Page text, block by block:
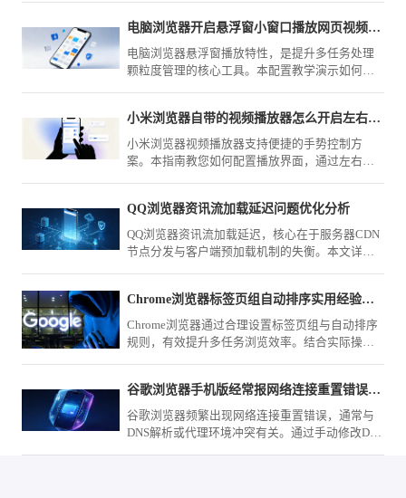
电脑浏览器开启悬浮窗小窗口播放网页视频可以做到边看边工作
电脑浏览器悬浮窗播放特性，是提升多任务处理
颗粒度管理的核心工具。本配置教学演示如何一
小米浏览器自带的视频播放器怎么开启左右滑动调亮度
小米浏览器视频播放器支持便捷的手势控制方
案。本指南教您如何配置播放界面，通过左右滑
果。
QQ浏览器资讯流加载延迟问题优化分析
QQ浏览器资讯流加载延迟，核心在于服务器CDN
节点分发与客户端预加载机制的失衡。本文详细
讯阅读的即时交互体验。
Chrome浏览器标签页组自动排序实用经验分享
Chrome浏览器通过合理设置标签页组与自动排序
规则，有效提升多任务浏览效率。结合实际操作
验。
谷歌浏览器手机版经常报网络连接重置错误到底怎么改机
谷歌浏览器频繁出现网络连接重置错误，通常与
DNS解析或代理环境冲突有关。通过手动修改DNS